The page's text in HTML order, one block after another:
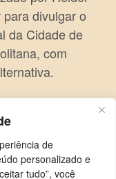
de
personalizado e
tudo”, você
divulgar o
da Cidade de
com